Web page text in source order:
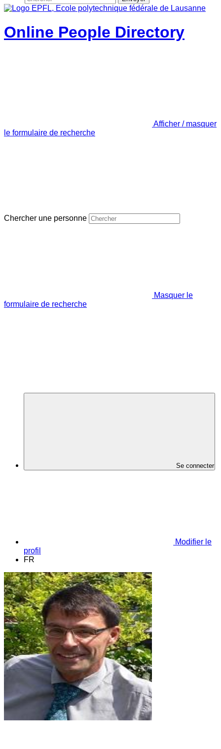
Online People Directory
Afficher / masquer
le formulaire de recherche
Chercher une personne
Masquer le
formulaire de recherche
Se connecter
Modifier le
profil
FR